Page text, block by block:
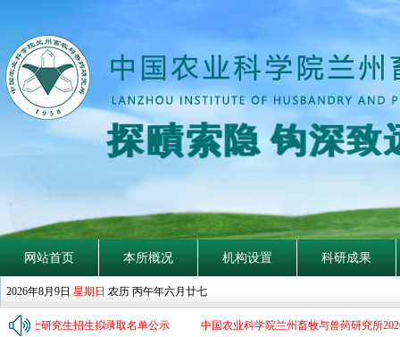
探賾索隐 钩深致
网站首页 本所概况 机构设置 科研成果
2026年8月9日 星期日 农历 丙午年六月廿七
博士研究生招生拟录取名单公示 中国农业科学院兰州畜牧与兽药研究所